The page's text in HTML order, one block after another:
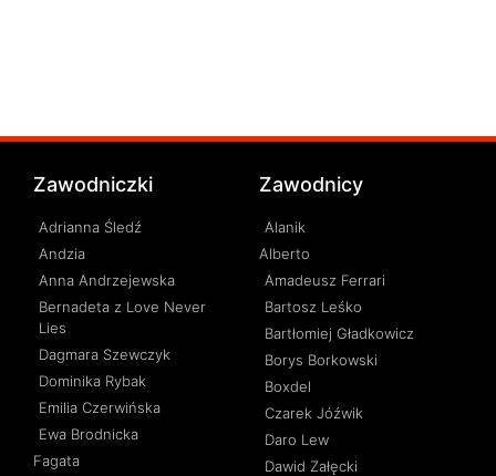
Zawodniczki
Adrianna Śledź
Andzia
Anna Andrzejewska
Bernadeta z Love Never
Lies
Dagmara Szewczyk
Dominika Rybak
Emilia Czerwińska
Ewa Brodnicka
Fagata
Zawodnicy
Alanik
Alberto
Amadeusz Ferrari
Bartosz Leśko
Bartłomiej Gładkowicz
Borys Borkowski
Boxdel
Czarek Jóźwik
Daro Lew
Dawid Załęcki